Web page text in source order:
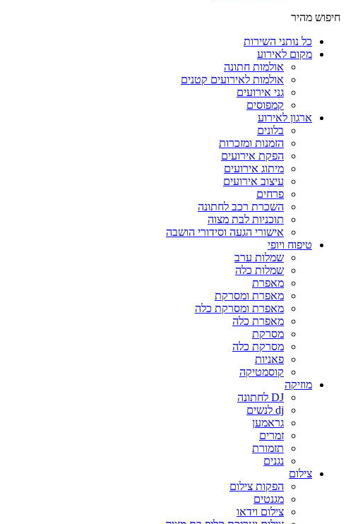
חיפוש מהיר
כל נותני השירות
מקום לאירוע
אולמות חתונה
אולמות לאירועים קטנים
גני אירועים
קמפוסים
ארגון לאירוע
בלונים
הזמנות ומזכרות
הפקת אירועים
מיתוג אירועים
עיצוב אירועים
פרחים
השכרת רכב לחתונה
תוכניות לבת מצוה
אישורי הגעה וסידורי הושבה
טיפוח ויופי
שמלות ערב
שמלות כלה
מאפרת
מאפרת ומסרקת
מאפרת ומסרקת כלה
מאפרת כלה
מסרקת
מסרקת כלה
פאניות
קוסמטיקה
מוזיקה
DJ לחתונה
dj לנשים
גראמען
זמרים
תזמורת
נגנים
צילום
הפקות צילום
מגנטים
צילום וידאו